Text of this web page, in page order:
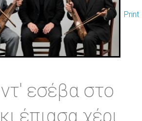
Print
εσέβα στο
έπιασα χέρι